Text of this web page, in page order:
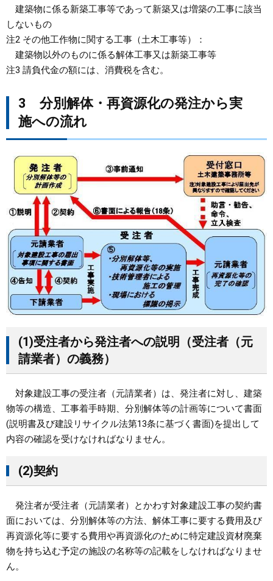
建築物に係る新築工事等であって新築又は増築の工事に該当
しないもの
注2 その他工作物に関する工事（土木工事等）：
建築物以外のものに係る解体工事又は新築工事等
注3 請負代金の額には、消費税を含む。
3 分別解体・再資源化の発注から実
施への流れ
(1)受注者から発注者への説明（受注者（元
請業者）の義務）
対象建設工事の受注者（元請業者）は、発注者に対し、建築
物等の構造、工事着手時期、分別解体等の計画等について書面
(説明書及び建設リサイクル法第13条に基づく書面)を提出して
内容の確認を受けなければなりません。
(2)契約
発注者が受注者（元請業者）とかわす対象建設工事の契約書
面においては、分別解体等の方法、解体工事に要する費用及び
再資源化等に要する費用や再資源化のために特定建設資材廃棄
物を持ち込む予定の施設の名称等の記載をしなければなりませ
ん。